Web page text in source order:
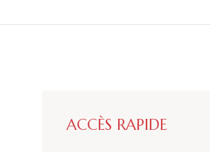
ACCÈS RAPIDE